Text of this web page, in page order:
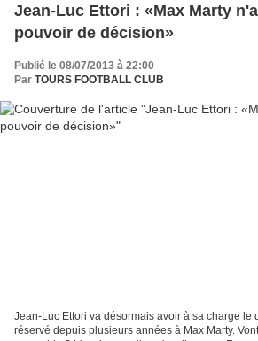
Jean-Luc Ettori : «Max Marty
pouvoir de décision»
Publié le 08/07/2013 à 22:00
Par TOURS FOOTBALL CLUB
Jean-Luc Ettori va désormais avoir à sa charge le
réservé depuis plusieurs années à Max Marty.